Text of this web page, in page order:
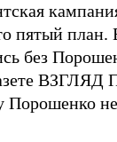
пятый план.
без
Порошенко